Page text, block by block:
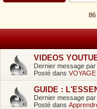
86
VIDEOS
Dernier message par
Posté dans
GUIDE :
Dernier message par
Posté dans